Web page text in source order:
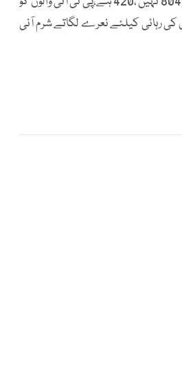
رہائی کیلئے نعرے لگاتے شرم آنی